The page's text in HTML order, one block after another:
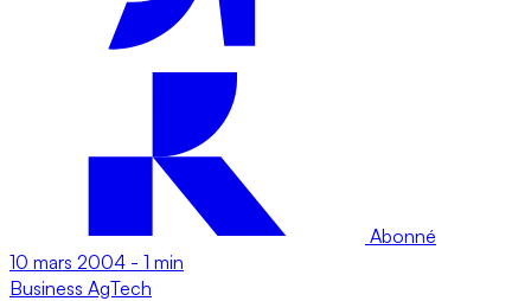
Abonné
10 mars 2004 - 1 min
Business AgTech